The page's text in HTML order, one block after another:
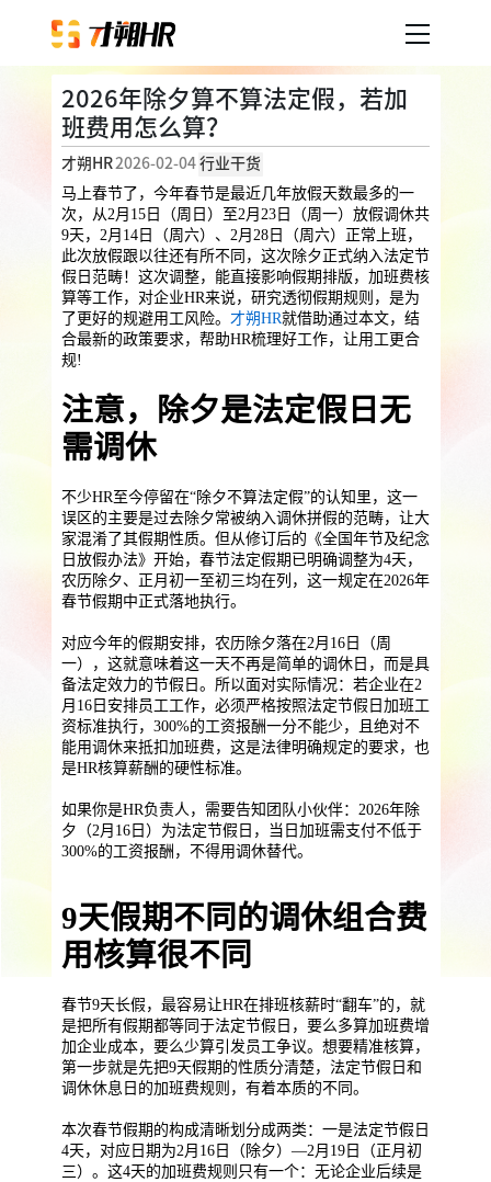
产品服务
企业人事外包
企业社保 薪税服务 劳务派遣
用工外包
业务外包 岗位外包 灵活用工
员工福利
福利采购
法务咨询
提供一站式员工法务咨询
企业助残残保业务
企业公益助残 残保金规划
社保公积金缴纳 上海落户规划 海积分办理
数组营销创新业务
营销立减金 扫码营销红包
服务案例
内容中心
关于才朔
联系我们
加入我们
服务优势
智能工具
2026年除夕算不算法定假，若加
班费用怎么算？
才朔HR2026-02-04 行业干货
马上春节了，今年春节是最近几年放假天数最多的一
次，从2月15日（周日）至2月23日（周一）放假调休共
9天，2月14日（周六）、2月28日（周六）正常上班，
此次放假跟以往还有所不同，这次除夕正式纳入法定节
假日范畴！这次调整，能直接影响假期排版，加班费核
算等工作，对企业HR来说，研究透彻假期规则，是为
了更好的规避用工风险。 才朔HR就借助通过本文，结
合最新的政策要求，帮助HR梳理好工作，让用工更合
规!
注意，除夕是法定假日无
需调休
不少HR至今停留在“除夕不算法定假”的认知里，这一
误区的主要是过去除夕常被纳入调休拼假的范畴，让大
家混淆了其假期性质。但从修订后的《全国年节及纪念
日放假办法》开始，春节法定假期已明确调整为4天，
农历除夕、正月初一至初三均在列，这一规定在2026年
春节假期中正式落地执行。
对应今年的假期安排，农历除夕落在2月16日（周
一），这就意味着这一天不再是简单的调休日，而是具
备法定效力的节假日。所以面对实际情况：若企业在2
月16日安排员工工作，必须严格按照法定节假日加班工
资标准执行，300%的工资报酬一分不能少，且绝对不
能用调休来抵扣加班费，这是法律明确规定的要求，也
是HR核算薪酬的硬性标准。
如果你是HR负责人，需要告知团队小伙伴：2026年除
夕（2月16日）为法定节假日，当日加班需支付不低于
300%的工资报酬，不得用调休替代。
9天假期不同的调休组合费
用核算很不同
春节9天长假，最容易让HR在排班核薪时“翻车”的，就
是把所有假期都等同于法定节假日，要么多算加班费增
加企业成本，要么少算引发员工争议。想要精准核算，
第一步就是先把9天假期的性质分清楚，法定节假日和
调休休息日的加班费规则，有着本质的不同。
本次春节假期的构成清晰划分成两类：一是法定节假日
4天，对应日期为2月16日（除夕）—2月19日（正月初
三）。这4天的加班费规则只有一个：无论企业后续是